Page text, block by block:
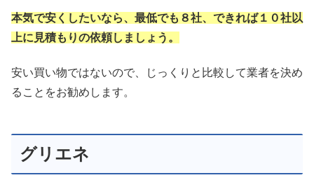
本気で安くしたいなら、最低でも８社、できれば１０社以
上に見積もりの依頼しましょう。
安い買い物ではないので、じっくりと比較して業者を決め
ることをお勧めします。
グリエネ